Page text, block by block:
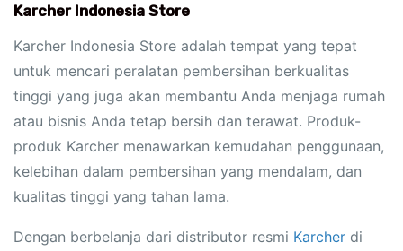
Karcher Indonesia Store
Karcher Indonesia Store adalah tempat yang tepat
untuk mencari peralatan pembersihan berkualitas
tinggi yang juga akan membantu Anda menjaga rumah
atau bisnis Anda tetap bersih dan terawat. Produk-
produk Karcher menawarkan kemudahan penggunaan,
kelebihan dalam pembersihan yang mendalam, dan
kualitas tinggi yang tahan lama.
Dengan berbelanja dari distributor resmi Karcher di